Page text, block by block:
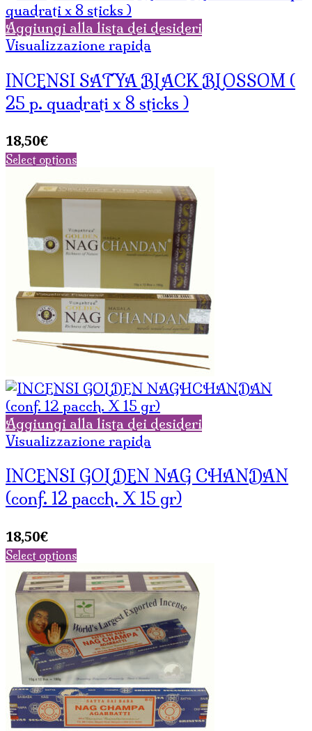
Aggiungi alla lista dei desideri
Visualizzazione rapida
INCENSI SATYA BLACK BLOSSOM (
25 p. quadrati x 8 sticks )
18,50€
Select options
Aggiungi alla lista dei desideri
Visualizzazione rapida
INCENSI GOLDEN NAG CHANDAN
(conf. 12 pacch. X 15 gr)
18,50€
Select options